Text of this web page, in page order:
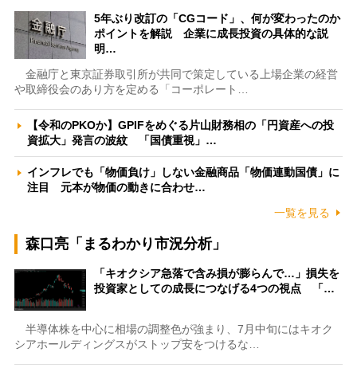
5年ぶり改訂の「CGコード」、何が変わったのか
ポイントを解説 企業に成長投資の具体的な説
明…
金融庁と東京証券取引所が共同で策定している上場企業の経営
や取締役会のあり方を定める「コーポレート…
【令和のPKOか】GPIFをめぐる片山財務相の「円資産への投
資拡大」発言の波紋 「国債重視」…
インフレでも「物価負け」しない金融商品「物価連動国債」に
注目 元本が物価の動きに合わせ…
一覧を見る
森口亮「まるわかり市況分析」
「キオクシア急落で含み損が膨らんで…」損失を
投資家としての成長につなげる4つの視点 「…
半導体株を中心に相場の調整色が強まり、7月中旬にはキオク
シアホールディングスがストップ安をつけるな…